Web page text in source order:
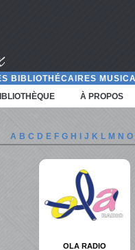
BIBLIOTHÉCAIRES
À PROPOS
A B C D E F G H I J K L M N O
OLA RADIO